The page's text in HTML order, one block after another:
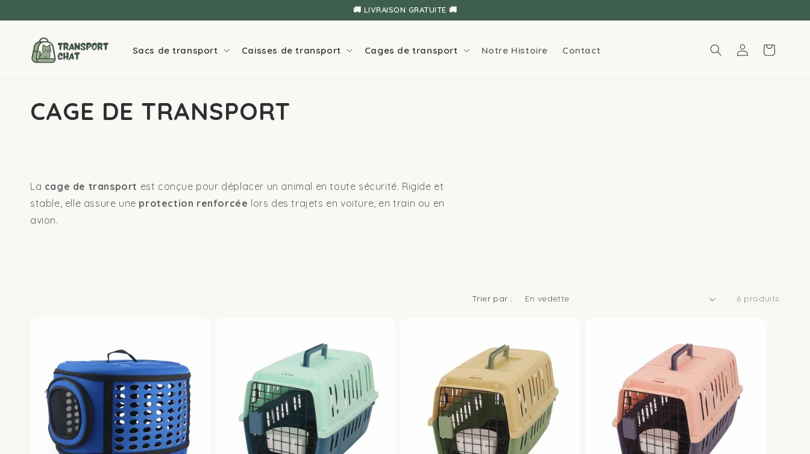
contenu
✨ GARANTIE SATISFAIT OU REMBOURSÉ ✨
Sacs de transport Caisses de transport Cages de transport Notre Histoire Contact ConnexionPanier
CAGE DE TRANSPORT
La cage de transport est conçue pour déplacer un animal en toute sécurité. Rigide et
stable, elle assure une protection renforcée lors des trajets en voiture, en train ou en
avion.
Trier par : 6 produits